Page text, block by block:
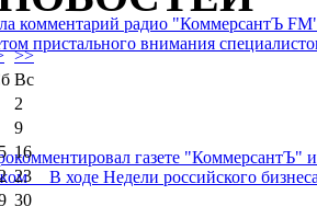
комментарий радио "КоммерсантЪ
пристального внимания
газете
В ходе Недели российского
>>
Вс
2
9
16
23
30